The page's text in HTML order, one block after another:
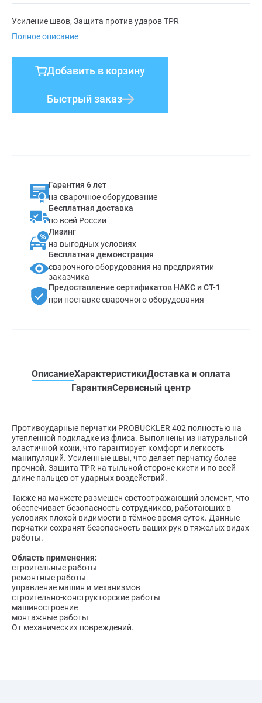
Усиление швов, Защита против ударов TPR
Полное описание
Добавить в корзину
Быстрый заказ
Гарантия 6 лет
на сварочное оборудование
Бесплатная доставка
по всей России
Лизинг
на выгодных условиях
Бесплатная демонстрация
сварочного оборудования на предприятии
заказчика
Предоставление сертификатов НАКС и СТ-1
при поставке сварочного оборудования
ОписаниеХарактеристикиДоставка и оплата
ГарантияСервисный центр
Противоударные перчатки PROBUCKLER 402 полностью на
утепленной подкладке из флиса. Выполнены из натуральной
эластичной кожи, что гарантирует комфорт и легкость
манипуляций. Усиленные швы, что делает перчатку более
прочной. Защита TPR на тыльной стороне кисти и по всей
длине пальцев от ударных воздействий.
Также на манжете размещен светоотражающий элемент, что
обеспечивает безопасность сотрудников, работающих в
условиях плохой видимости в тёмное время суток. Данные
перчатки сохранят безопасность ваших рук в тяжелых видах
работы.
Область применения:
строительные работы
ремонтные работы
управление машин и механизмов
строительно-конструкторские работы
машиностроение
монтажные работы
От механических повреждений.